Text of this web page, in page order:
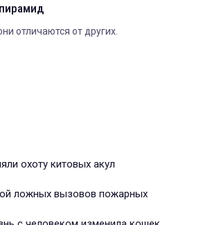
отличаются от других.
охоту китовых акул
ложных вызовов пожарных